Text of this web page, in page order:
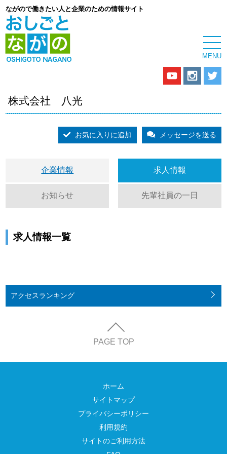
ながので働きたい人と企業のための情報サイト
株式会社 八光
お気に入りに追加 メッセージを送る
企業情報 求人情報
お知らせ 先輩社員の一日
求人情報一覧
アクセスランキング
PAGE TOP
ホーム
サイトマップ
プライバシーポリシー
利用規約
サイトのご利用方法